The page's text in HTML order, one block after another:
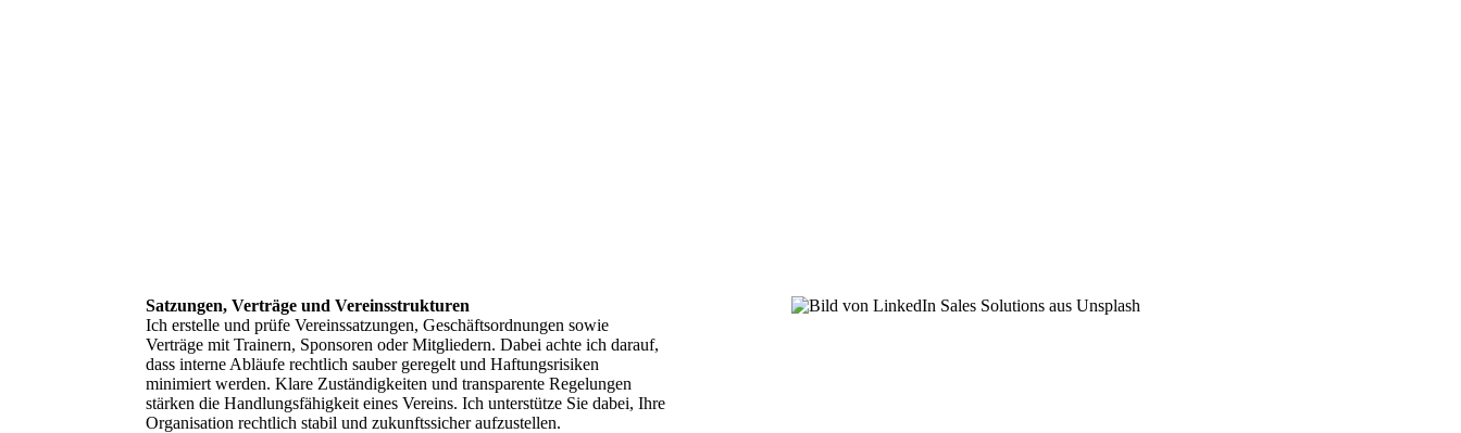
Satzungen, Verträge und Vereinsstrukturen
Ich erstelle und prüfe Vereinssatzungen, Geschäftsordnungen sowie
Verträge mit Trainern, Sponsoren oder Mitgliedern. Dabei achte ich darauf,
dass interne Abläufe rechtlich sauber geregelt und Haftungsrisiken
minimiert werden. Klare Zuständigkeiten und transparente Regelungen
stärken die Handlungsfähigkeit eines Vereins. Ich unterstütze Sie dabei, Ihre
Organisation rechtlich stabil und zukunftssicher aufzustellen.